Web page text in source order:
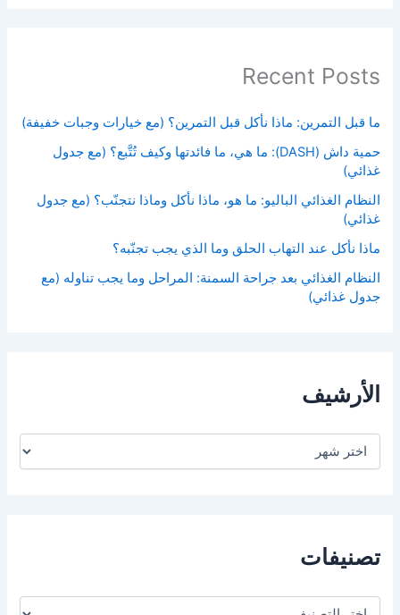
Recent Posts
ما قبل التمرين: ماذا نأكل قبل التمرين؟ (مع خيارات وجبات خفيفة)
حمية داش (DASH): ما هي، ما فائدتها وكيف تُتَّبع؟ (مع جدول
غذائي)
النظام الغذائي الباليو: ما هو، ماذا نأكل وماذا نتجنّب؟ (مع جدول
غذائي)
ماذا نأكل عند التهاب الحلق وما الذي يجب تجنّبه؟
النظام الغذائي بعد جراحة السمنة: المراحل وما يجب تناوله (مع
جدول غذائي)
الأرشيف
تصنيفات